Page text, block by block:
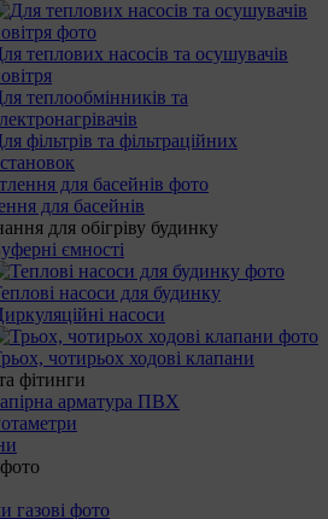
теплових насосів та осушувачів
теплообмінників та
фільтрів та фільтраційних
для басейнів
для обігріву будинку
ємності
насоси для будинку
насоси
чотирьох ходові клапани
фітинги
арматура ПВХ